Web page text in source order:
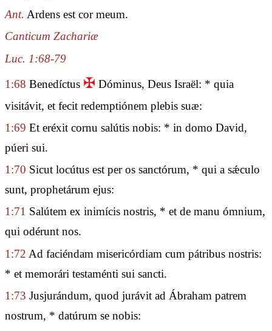
Ant. Ardens est cor meum.
Canticum Zachariæ
Luc. 1:68-79
1:68 Benedíctus ✠ Dóminus, Deus Israël: * quia
visitávit, et fecit redemptiónem plebis suæ:
1:69 Et eréxit cornu salútis nobis: * in domo David,
púeri sui.
1:70 Sicut locútus est per os sanctórum, * qui a sǽculo
sunt, prophetárum ejus:
1:71 Salútem ex inimícis nostris, * et de manu ómnium,
qui odérunt nos.
1:72 Ad faciéndam misericórdiam cum pátribus nostris:
* et memorári testaménti sui sancti.
1:73 Jusjurándum, quod jurávit ad Ábraham patrem
nostrum, * datúrum se nobis: